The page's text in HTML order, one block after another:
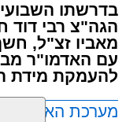
בדרשתו
הגה"צ רבי דוד
מאביו זצ"ל,
עם האדמו"ר
להעמקת מידת
מערכת האתר / 00:23 06.08.26